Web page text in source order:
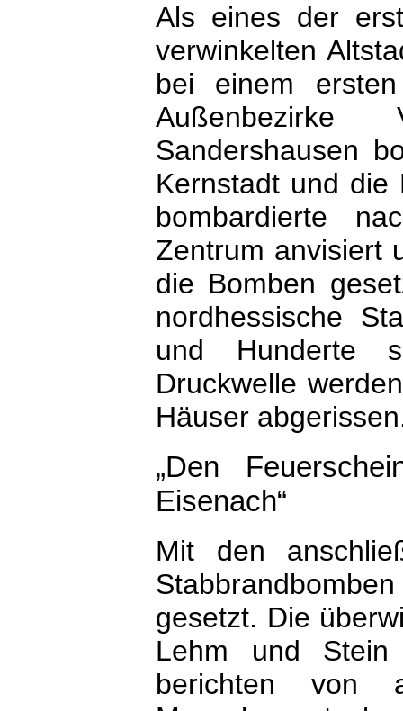
Als eines der
verwinkelten
bei einem
Außenbezirke
Sandershausen
Kernstadt und die
bombardierte
Zentrum anvisiert
die Bomben
nordhessische
und Hunderte
Druckwelle
Häuser
„Den
Eisenach“
Mit den
gesetzt. Die
Lehm und Stein
berichten von